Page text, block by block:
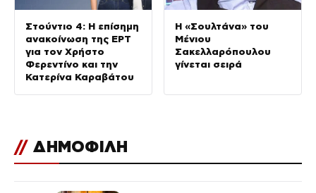
Στούντιο 4: Η επίσημη
ανακοίνωση της ΕΡΤ
για τον Χρήστο
Φερεντίνο και την
Κατερίνα Καραβάτου
Η «Σουλτάνα» του
Μένιου
Σακελλαρόπουλου
γίνεται σειρά
// ΔΗΜΟΦΙΛΗ